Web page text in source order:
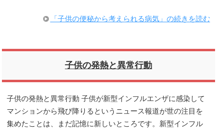
「子供の便秘から考えられる病気」の続きを読む
子供の発熱と異常行動
子供の発熱と異常行動 子供が新型インフルエンザに感染して
マンションから飛び降りるというニュース報道が世の注目を
集めたことは、まだ記憶に新しいところです。新型インフル